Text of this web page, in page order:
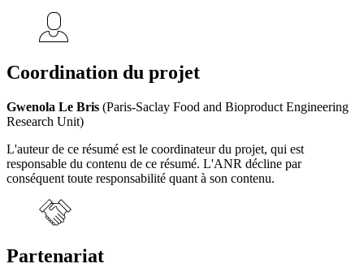
Coordination du projet
Gwenola Le Bris (Paris-Saclay Food and Bioproduct Engineering
Research Unit)
L'auteur de ce résumé est le coordinateur du projet, qui est
responsable du contenu de ce résumé. L'ANR décline par
conséquent toute responsabilité quant à son contenu.
Partenariat